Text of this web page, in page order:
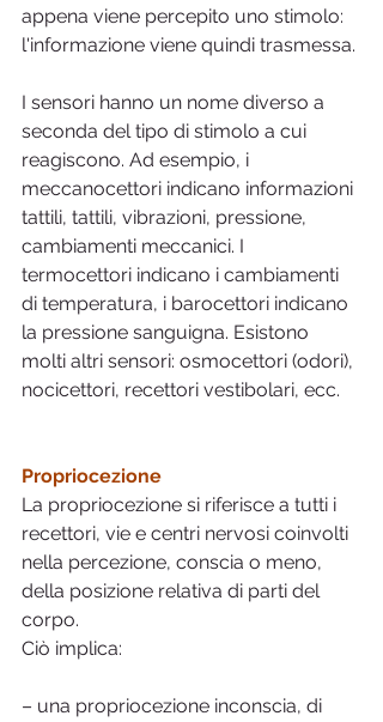
appena viene percepito uno stimolo:
l'informazione viene quindi trasmessa.
I sensori hanno un nome diverso a
seconda del tipo di stimolo a cui
reagiscono. Ad esempio, i
meccanocettori indicano informazioni
tattili, tattili, vibrazioni, pressione,
cambiamenti meccanici. I
termocettori indicano i cambiamenti
di temperatura, i barocettori indicano
la pressione sanguigna. Esistono
molti altri sensori: osmocettori (odori),
nocicettori, recettori vestibolari, ecc.
Propriocezione
La propriocezione si riferisce a tutti i
recettori, vie e centri nervosi coinvolti
nella percezione, conscia o meno,
della posizione relativa di parti del
corpo.
Ciò implica:
– una propriocezione inconscia, di